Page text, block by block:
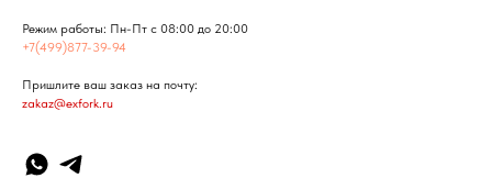
Режим работы: Пн-Пт с 08:00 до 20:00
+7(499)877-39-94
Пришлите ваш заказ на почту:
zakaz@exfork.ru